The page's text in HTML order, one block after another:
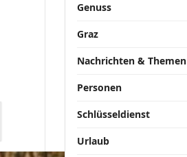
Genuss
Graz
Nachrichten & Themen
Personen
Schlüsseldienst
Urlaub